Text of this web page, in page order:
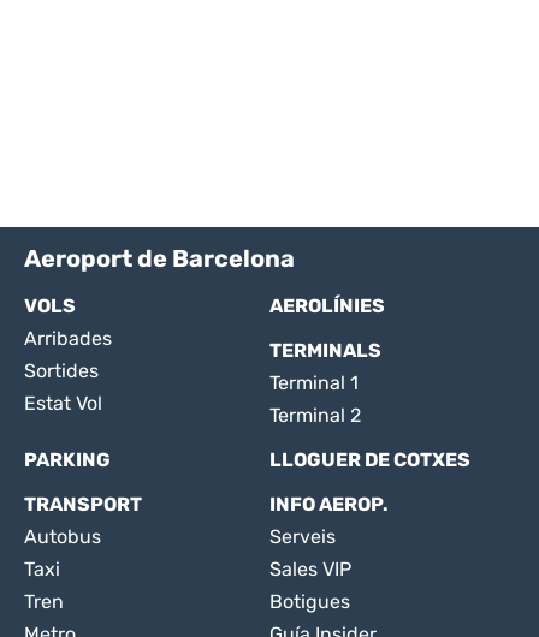
Aeroport de Barcelona
VOLS
Arribades
Sortides
Estat Vol
AEROLÍNIES
TERMINALS
Terminal 1
Terminal 2
PARKING
LLOGUER DE COTXES
TRANSPORT
Autobus
Taxi
Tren
INFO AEROP.
Serveis
Sales VIP
Botigues